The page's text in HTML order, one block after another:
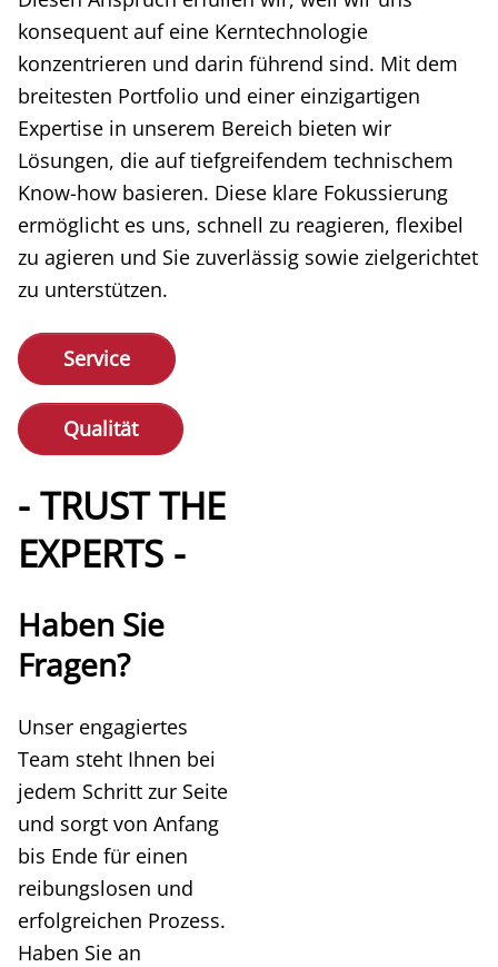
konsequent auf eine Kerntechnologie
konzentrieren und darin führend sind. Mit dem
breitesten Portfolio und einer einzigartigen
Expertise in unserem Bereich bieten wir
Lösungen, die auf tiefgreifendem technischem
Know-how basieren. Diese klare Fokussierung
ermöglicht es uns, schnell zu reagieren, flexibel
zu agieren und Sie zuverlässig sowie zielgerichtet
zu unterstützen.
Service
Qualität
- TRUST THE
EXPERTS -
Haben Sie
Fragen?
Unser engagiertes
Team steht Ihnen bei
jedem Schritt zur Seite
und sorgt von Anfang
bis Ende für einen
reibungslosen und
erfolgreichen Prozess.
Haben Sie an